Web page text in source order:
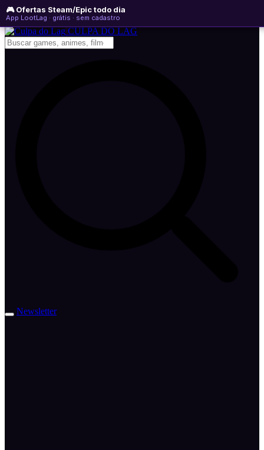
🎮 Ofertas Steam/Epic todo dia
App LootLag · grátis · sem cadastro
sábado, 08 de agosto de 2026 WhatsApp
Newsletter
CULPA DO LAG
Newsletter